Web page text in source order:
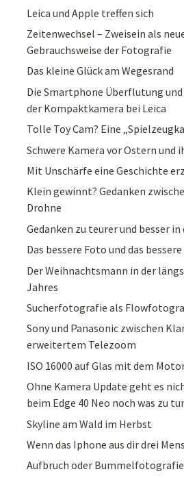
Leica und Apple treffen sich
Zeitenwechsel – Zweisein als
Gebrauchsweise der Fotografie
Das kleine Glück am Wegesrand
Die Smartphone Überflutung und
der Kompaktkamera bei Leica
Tolle Toy Cam? Eine
Schwere Kamera vor Ostern und
Mit Unschärfe eine Geschichte
Klein gewinnt? Gedanken
Drohne
Gedanken zu teurer und besser
Das bessere Foto und das bessere
Der Weihnachtsmann in der
Jahres
Sucherfotografie als
Sony und Panasonic zwischen
erweitertem Telezoom
ISO 16000 auf Glas mit dem
Ohne Kamera Update geht es
beim Edge 40 Neo noch was zu
Skyline am Wald im Herbst
Wenn das Iphone aus dir drei
Aufbruch oder